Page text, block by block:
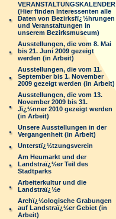
VERANSTALTUNGSKALENDER
(Hier finden Interessenten alle
Daten von Bezirksfï¿½hrungen
und Veranstaltungen in
unserem Bezirksmuseum)
Ausstellungen, die vom 8. Mai
bis 21. Juni 2009 gezeigt
werden (in Arbeit)
Ausstellungen, die vom 11.
September bis 1. November
2009 gezeigt werden (in Arbeit)
Ausstellungen, die vom 13.
November 2009 bis 31.
Jï¿½nner 2010 gezeigt werden
(in Arbeit)
Unsere Ausstellungen in der
Vergangenheit (in Arbeit)
Unterstï¿½tzungsverein
Am Heumarkt und der
Landstraï¿½er Teil des
Stadtparks
Arbeiterkultur und die
Landstraï¿½e
Archï¿½ologische Grabungen
auf Landstraï¿½er Gebiet (in
Arbeit)